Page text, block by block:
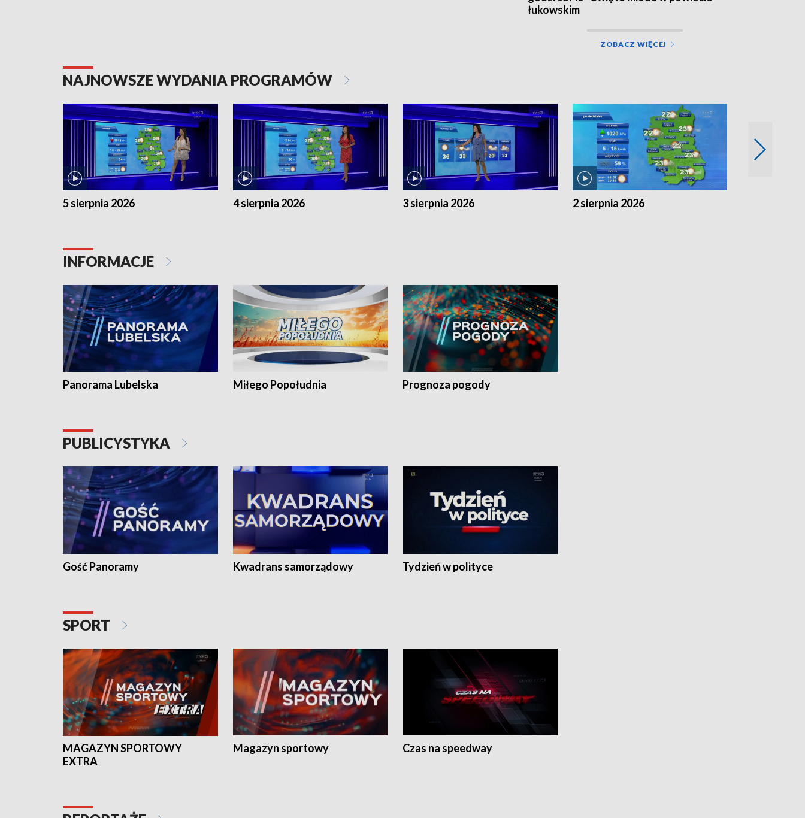
łukowskim
ZOBACZ WIĘCEJ
NAJNOWSZE WYDANIA PROGRAMÓW
5 sierpnia 2026 4 sierpnia 2026 3 sierpnia 2026 2 sierpnia 2026
INFORMACJE
Panorama Lubelska Miłego Popołudnia Prognoza pogody
PUBLICYSTYKA
Gość Panoramy Kwadrans samorządowy Tydzień w polityce
SPORT
MAGAZYN SPORTOWY
EXTRA
Magazyn sportowy Czas na speedway